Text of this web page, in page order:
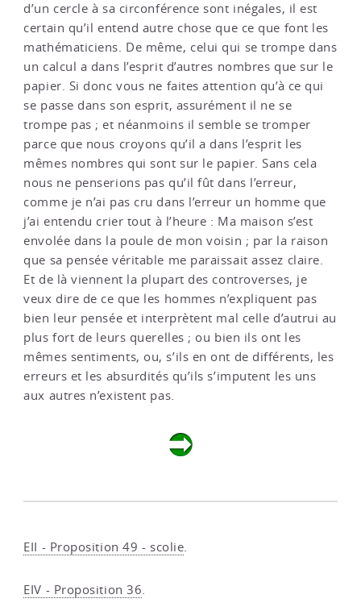
d’un cercle à sa circonférence sont inégales, il est
certain qu’il entend autre chose que ce que font les
mathématiciens. De même, celui qui se trompe dans
un calcul a dans l’esprit d’autres nombres que sur le
papier. Si donc vous ne faites attention qu’à ce qui
se passe dans son esprit, assurément il ne se
trompe pas ; et néanmoins il semble se tromper
parce que nous croyons qu’il a dans l’esprit les
mêmes nombres qui sont sur le papier. Sans cela
nous ne penserions pas qu’il fût dans l’erreur,
comme je n’ai pas cru dans l’erreur un homme que
j’ai entendu crier tout à l’heure : Ma maison s’est
envolée dans la poule de mon voisin ; par la raison
que sa pensée véritable me paraissait assez claire.
Et de là viennent la plupart des controverses, je
veux dire de ce que les hommes n’expliquent pas
bien leur pensée et interprètent mal celle d’autrui au
plus fort de leurs querelles ; ou bien ils ont les
mêmes sentiments, ou, s’ils en ont de différents, les
erreurs et les absurdités qu’ils s’imputent les uns
aux autres n’existent pas.
EII - Proposition 49 - scolie
EIV - Proposition 36.